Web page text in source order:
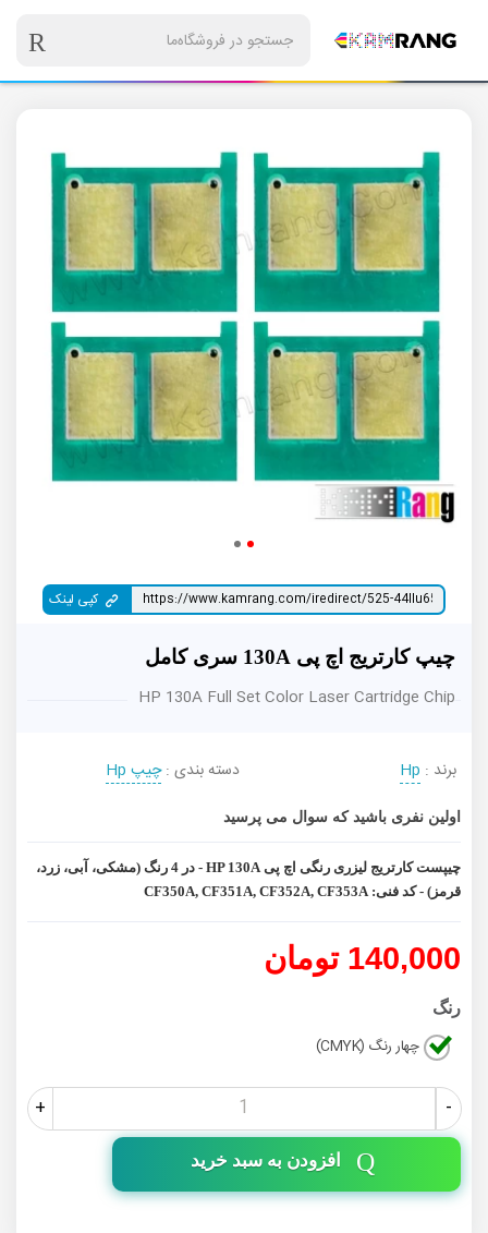
کپی لینک
چیپ کارتریج اچ پی 130A سری کامل
HP 130A Full Set Color Laser Cartridge Chip
برند : Hp دسته بندی : چیپ Hp
اولین نفری باشید که سوال می پرسید
چیپست کارتریج لیزری رنگی اچ پی HP 130A - در 4 رنگ (مشکی، آبی، زرد،
قرمز) - کد فنی: CF350A, CF351A, CF352A, CF353A
140,000 تومان
رنگ
چهار رنگ (CMYK)
-
+
افزودن به سبد خرید